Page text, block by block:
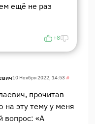
ещё не раз
+8
10 Ноября 2022, 14:53 #
прочитав
эту тему у меня
вопрос: «А